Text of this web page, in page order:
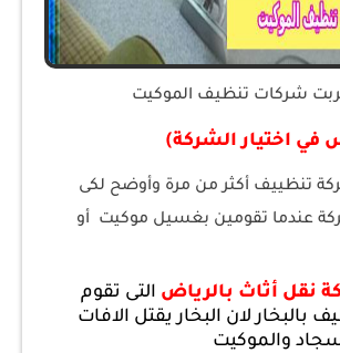
شركات تنظيف الموكيت
تنظييف أكثر من مرة وأوضح لكى
عندما تقومين بغسيل موكيت أو
نقل أثاث بالرياض التى تقوم
بالبخار لان البخار يقتل الافات
والموكيت